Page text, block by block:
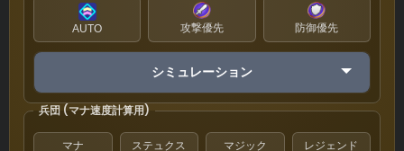
AUTO 攻撃優先 防御優先
シミュレーション
兵団 (マナ速度計算用)
マナ ステュクス マジック レジェンド